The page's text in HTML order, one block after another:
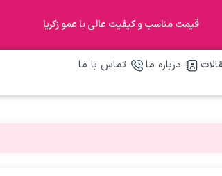
قیمت مناسب و کیفیت عالی با عمو زکریا
درباره ما تماس با ما